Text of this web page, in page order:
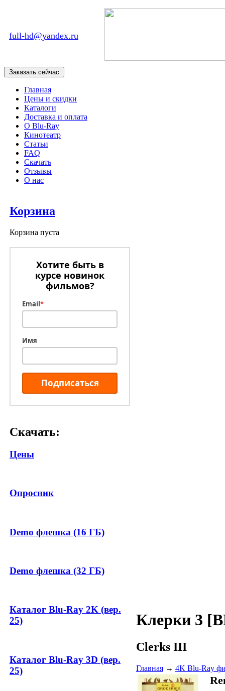
full-hd@yandex.ru
Главная
Цены и скидки
Каталоги
Доставка и оплата
О Blu-Ray
Кинотеатр
Статьи
FAQ
Скачать
Отзывы
О нас
Корзина
Корзина пуста
Хотите быть в
курсе новинок
фильмов?
Email*
Имя
Подписаться
Скачать:
Цены
Опросник
Demo флешка (16 ГБ)
Demo флешка (32 ГБ)
Каталог Blu-Ray 2K (вер.
25)
Каталог Blu-Ray 3D (вер.
25)
Клерки 3
Clerks III
Главная → 4K Blu-Ray